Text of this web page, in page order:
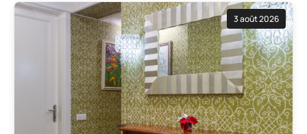
3 août 2026